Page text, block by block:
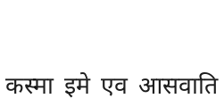
इमे एव आसवाति